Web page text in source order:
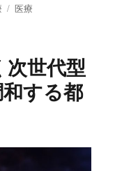
タ
医療
世代型
する都